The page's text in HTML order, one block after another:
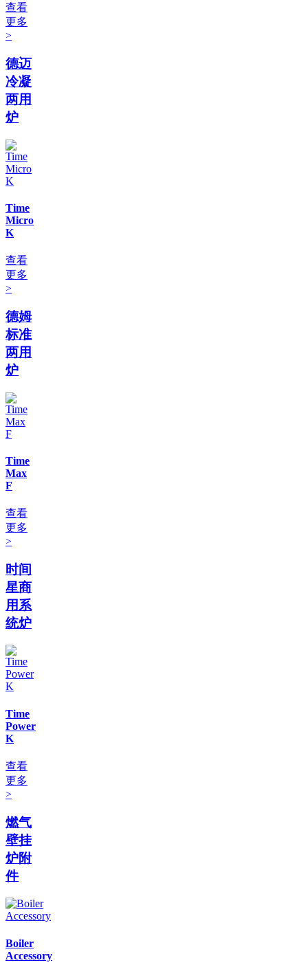
查看
更多
>
德迈
冷凝
两用
炉
Time
Micro
K
查看
更多
>
德姆
标准
两用
炉
Time
Max
F
查看
更多
>
时间
星商
用系
统炉
Time
Power
K
查看
更多
>
燃气
壁挂
炉附
件
Boiler
Accessory